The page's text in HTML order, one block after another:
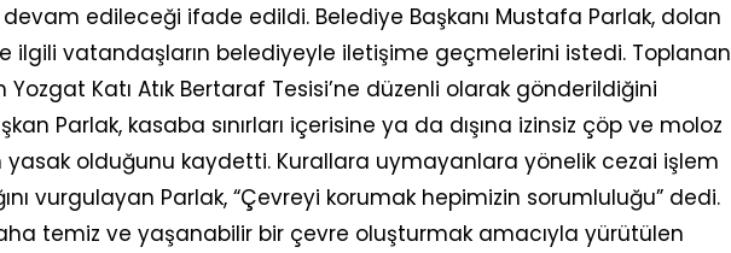
edileceği ifade edildi. Belediye Başkanı Mustafa Parlak, dolan
ilgili vatandaşların belediyeyle iletişime geçmelerini istedi. Toplanan
Yozgat Katı Atık Bertaraf Tesisi’ne düzenli olarak gönderildiğini
Parlak, kasaba sınırları içerisine ya da dışına izinsiz çöp ve moloz
yasak olduğunu kaydetti. Kurallara uymayanlara yönelik cezai işlem
vurgulayan Parlak, “Çevreyi korumak hepimizin sorumluluğu” dedi.
temiz ve yaşanabilir bir çevre oluşturmak amacıyla yürütülen